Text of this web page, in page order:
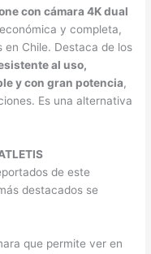
con cámara 4K dual
y completa,
Chile. Destaca de los
al uso,
y con gran potencia,
Es una alternativa
de este
destacados se
que permite ver en